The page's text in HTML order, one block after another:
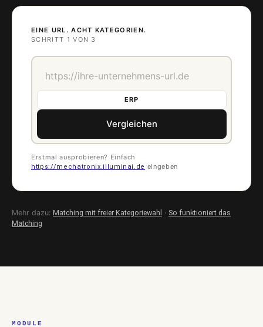
EINE URL. ACHT KATEGORIEN.
SCHRITT 1 VON 3
ERP
Vergleichen
Erstmal ausprobieren? Einfach
https://mechatronix.illuminai.de eingeben
Mehr dazu: Matching mit freier Kategoriewahl · So funktioniert das
Matching
MODULE